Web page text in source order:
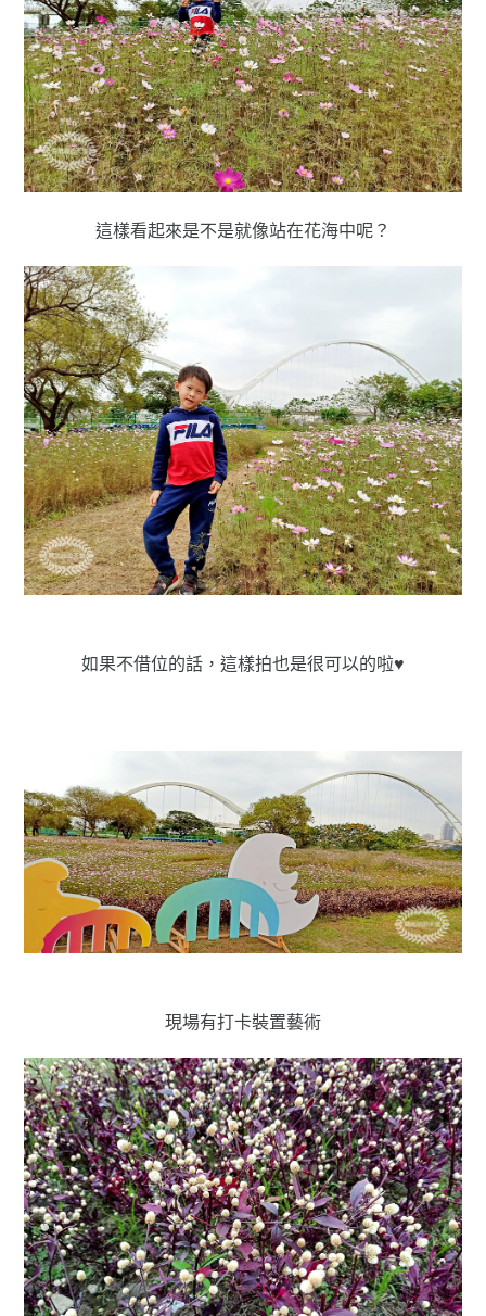
這樣看起來是不是就像站在花海中呢？
如果不借位的話，這樣拍也是很可以的啦♥
現場有打卡裝置藝術